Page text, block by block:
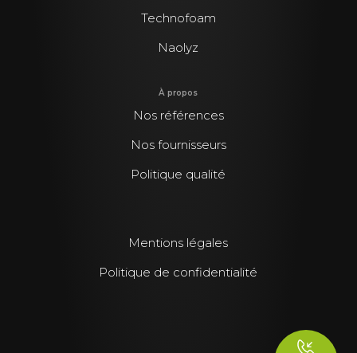
Technofoam
Naolyz
À propos
Nos références
Nos fournisseurs
Politique qualité
Mentions légales
Politique de confidentialité